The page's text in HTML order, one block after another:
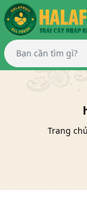
Trang chủ